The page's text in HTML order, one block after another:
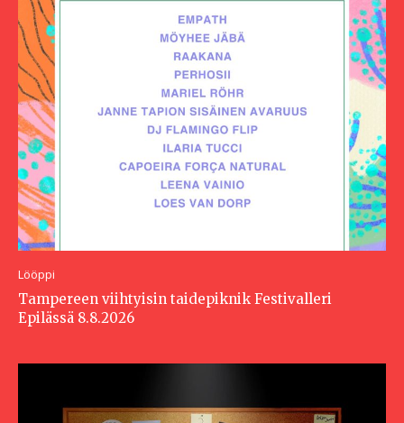
Lööppi
Tampereen viihtyisin taidepiknik Festivalleri
Epilässä 8.8.2026